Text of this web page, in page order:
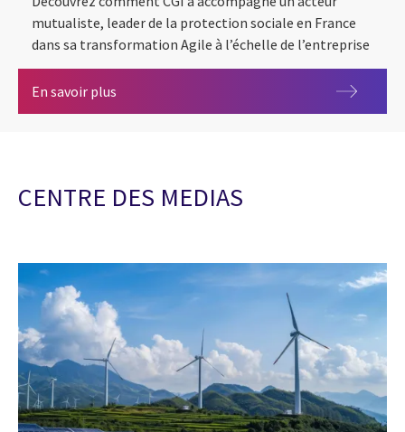
mutualiste, leader de la protection sociale en France
dans sa transformation Agile à l’échelle de l’entreprise
En savoir plus Comment CGI a accompagné un acteur
CENTRE DES MEDIAS